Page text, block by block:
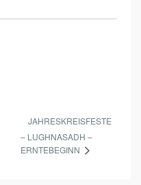
JAHRESKREISFESTE
– LUGHNASADH –
ERNTEBEGINN